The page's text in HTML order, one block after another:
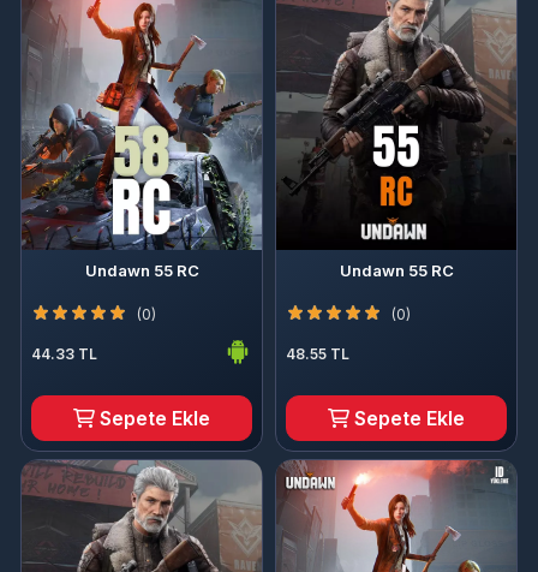
Undawn 55 RC
(0)
44.33 TL
Sepete Ekle
Undawn 55 RC
(0)
48.55 TL
Sepete Ekle